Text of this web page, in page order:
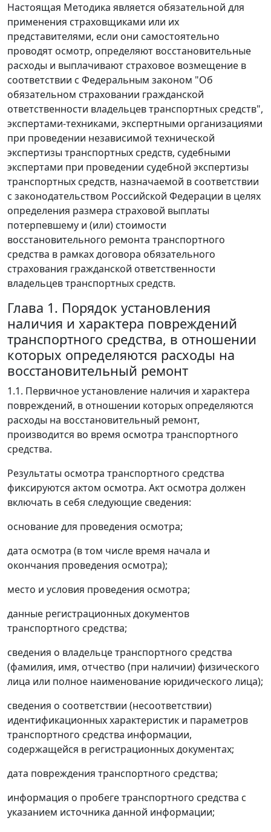
Настоящая Методика является обязательной для
применения страховщиками или их
представителями, если они самостоятельно
проводят осмотр, определяют восстановительные
расходы и выплачивают страховое возмещение в
соответствии с Федеральным законом "Об
обязательном страховании гражданской
ответственности владельцев транспортных средств",
экспертами-техниками, экспертными организациями
при проведении независимой технической
экспертизы транспортных средств, судебными
экспертами при проведении судебной экспертизы
транспортных средств, назначаемой в соответствии
с законодательством Российской Федерации в целях
определения размера страховой выплаты
потерпевшему и (или) стоимости
восстановительного ремонта транспортного
средства в рамках договора обязательного
страхования гражданской ответственности
владельцев транспортных средств.
Глава 1. Порядок установления
наличия и характера повреждений
транспортного средства, в отношении
которых определяются расходы на
восстановительный ремонт
1.1. Первичное установление наличия и характера
повреждений, в отношении которых определяются
расходы на восстановительный ремонт,
производится во время осмотра транспортного
средства.
Результаты осмотра транспортного средства
фиксируются актом осмотра. Акт осмотра должен
включать в себя следующие сведения:
основание для проведения осмотра;
дата осмотра (в том числе время начала и
окончания проведения осмотра);
место и условия проведения осмотра;
данные регистрационных документов
транспортного средства;
сведения о владельце транспортного средства
(фамилия, имя, отчество (при наличии) физического
лица или полное наименование юридического лица);
сведения о соответствии (несоответствии)
идентификационных характеристик и параметров
транспортного средства информации,
содержащейся в регистрационных документах;
дата повреждения транспортного средства;
информация о пробеге транспортного средства с
указанием источника данной информации;